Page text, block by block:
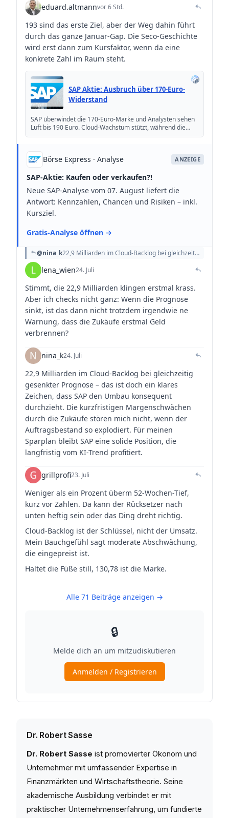
Dr. Robert Sasse
Dr. Robert Sasse ist promovierter Ökonom und
Unternehmer mit umfassender Expertise in
Finanzmärkten und Wirtschaftstheorie. Seine
akademische Ausbildung verbindet er mit
praktischer Unternehmenserfahrung, um fundierte